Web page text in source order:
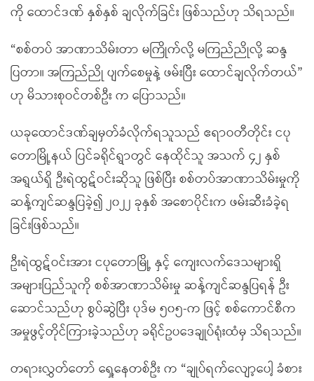
ကို ထောင်ဒဏ် နှစ်နှစ် ချလိုက်ခြင်း ဖြစ်သည်ဟု သိရသည်။
“စစ်တပ် အာဏာသိမ်းတာ မကြိုက်လို့ မကြည်ညိုလို့ ဆန္ဒ
ပြတာ။ အကြည်ညို ပျက်စေမှုနဲ့ ဖမ်းပြီး ထောင်ချလိုက်တယ်”
ဟု မိသားစုဝင်တစ်ဦး က ပြောသည်။
ယခုထောင်ဒဏ်ချမှတ်ခံလိုက်ရသူသည် ဧရာဝတီတိုင်း ငပု
တောမြို့နယ် ပြင်ခရိုင်ရွာတွင် နေထိုင်သူ အသက် ၄၂ နှစ်
အရွယ်ရှိ ဦးရဲထွဋ်ဝင်းဆိုသူ ဖြစ်ပြီး စစ်တပ်အာဏာသိမ်းမှုကို
ဆန့်ကျင်ဆန္ဒပြခဲ့၍ ၂၀၂၂ ခုနှစ် အစောပိုင်းက ဖမ်းဆီးခံခဲ့ရ
ခြင်းဖြစ်သည်။
ဦးရဲထွဋ်ဝင်းအား ငပုတောမြို့ နှင့် ကျေးလက်ဒေသများရှိ
အများပြည်သူကို စစ်အာဏာသိမ်းမှု ဆန့်ကျင်ဆန္ဒပြရန် ဦး
ဆောင်သည်ဟု စွပ်ဆွဲပြီး ပုဒ်မ ၅၀၅-က ဖြင့် စစ်ကောင်စီက
အမှုဖွင့်တိုင်ကြားခဲ့သည်ဟု ခရိုင်ဥပဒေချုပ်ရုံးထံမှ သိရသည်။
တရားလွှတ်တော် ရှေ့နေတစ်ဦး က “ချုပ်ရက်လျော့ပေါ့ ခံစား